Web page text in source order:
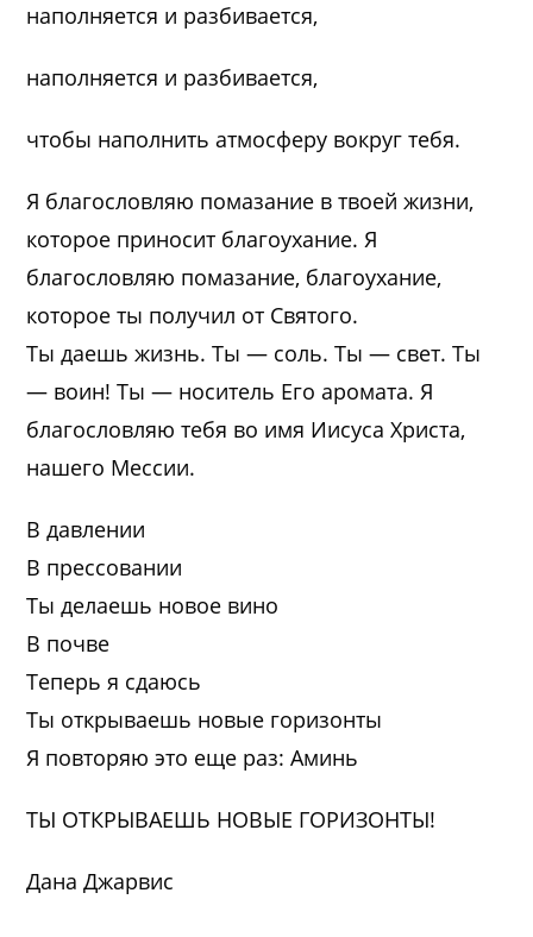
наполняется и разбивается,
наполняется и разбивается,
чтобы наполнить атмосферу вокруг тебя.
Я благословляю помазание в твоей жизни,
которое приносит благоухание. Я
благословляю помазание, благоухание,
которое ты получил от Святого.
Ты даешь жизнь. Ты — соль. Ты — свет. Ты
— воин! Ты — носитель Его аромата. Я
благословляю тебя во имя Иисуса Христа,
нашего Мессии.
В давлении
В прессовании
Ты делаешь новое вино
В почве
Теперь я сдаюсь
Ты открываешь новые горизонты
Я повторяю это еще раз: Аминь
ТЫ ОТКРЫВАЕШЬ НОВЫЕ ГОРИЗОНТЫ!
Дана Джарвис